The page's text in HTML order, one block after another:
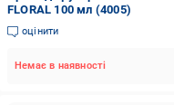
FLORAL 100 мл (4005)
оцінити
Немає в наявності